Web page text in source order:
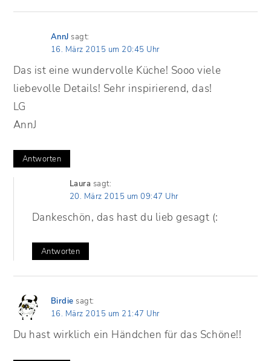
AnnJ sagt:
16. März 2015 um 20:45 Uhr
Das ist eine wundervolle Küche! Sooo viele
liebevolle Details! Sehr inspirierend, das!
LG
AnnJ
Antworten
Laura sagt:
20. März 2015 um 09:47 Uhr
Dankeschön, das hast du lieb gesagt (:
Antworten
Birdie sagt:
16. März 2015 um 21:47 Uhr
Du hast wirklich ein Händchen für das Schöne!!